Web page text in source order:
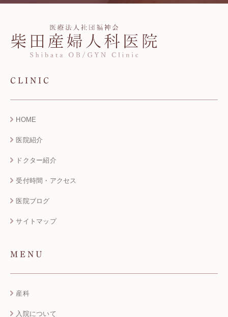
CLINIC
HOME
医院紹介
ドクター紹介
受付時間・アクセス
医院ブログ
サイトマップ
MENU
産科
入院について